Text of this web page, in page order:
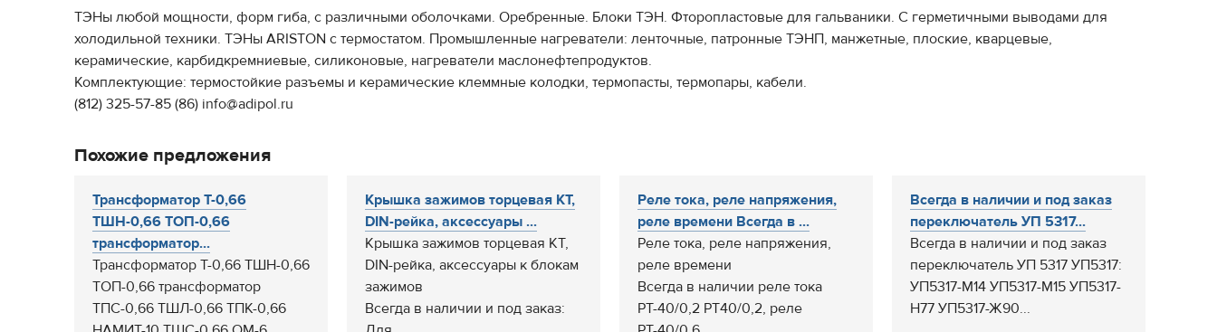
ТЭНы любой мощности, форм гиба, с различными оболочками. Оребренные. Блоки ТЭН. Фторопластовые для гальваники. С герметичными выводами для
холодильной техники. ТЭНы ARISTON с термостатом. Промышленные нагреватели: ленточные, патронные ТЭНП, манжетные, плоские, кварцевые,
керамические, карбидкремниевые, силиконовые, нагреватели маслонефтепродуктов.
Комплектующие: термостойкие разъемы и керамические клеммные колодки, термопасты, термопары, кабели.
(812) 325-57-85 (86) info@adipol.ru
Похожие предложения
Трансформатор Т-0,66
ТШН-0,66 ТОП-0,66
трансформатор...
Трансформатор Т-0,66 ТШН-0,66
ТОП-0,66 трансформатор
ТПС-0,66 ТШЛ-0,66 ТПК-0,66
Крышка зажимов торцевая КТ,
DIN-рейка, аксессуары ...
Крышка зажимов торцевая КТ,
DIN-рейка, аксессуары к блокам
зажимов
Всегда в наличии и под заказ:
Реле тока, реле напряжения,
реле времени Всегда в ...
Реле тока, реле напряжения,
реле времени
Всегда в наличии реле тока
РТ-40/0,2 РТ40/0,2, реле
Всегда в наличии и под заказ
переключатель УП 5317...
Всегда в наличии и под заказ
переключатель УП 5317 УП5317:
УП5317-М14 УП5317-М15 УП5317-
Н77 УП5317-Ж90...